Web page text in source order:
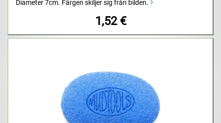
Diameter 7cm. Färgen skiljer sig från bilden.
1,52 €